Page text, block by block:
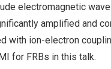
electromagnetic
amplified and
ion-electron
for FRBs in this talk.